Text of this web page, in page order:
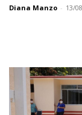
Diana Manzo - 13/